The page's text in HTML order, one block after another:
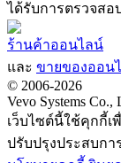
ได้รับการตรวจสอ
ร้านค้าออนไลน์
และ ขายของออน
© 2006-2026
Vevo Systems Co.,
เว็บไซต์นี้ใช้คุกกี้เ
ปรับปรุงประสบก